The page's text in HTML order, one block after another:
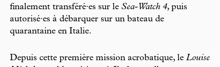
finalement transféré·es sur le Sea-Watch 4, puis
autorisé·es à débarquer sur un bateau de
quarantaine en Italie.
Depuis cette première mission acrobatique, le Louise